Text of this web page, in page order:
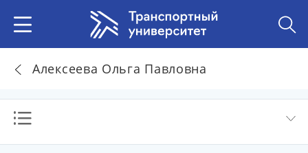
Алексеева Ольга Павловна